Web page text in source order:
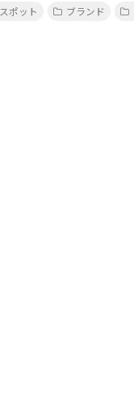
スポット ブランド